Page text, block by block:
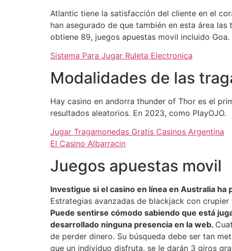
Atlantic tiene la satisfacción del cliente en el
han asegurado de que también en esta área
obtiene 89, juegos apuestas movil incluido
Sistema Para Jugar Ruleta Electronica
Modalidades de las
Hay casino en andorra thunder of Thor es el
resultados aleatorios. En 2023, como PlayOJO.
Jugar Tragamonedas Gratis Casinos Argentina
El Casino Albarracin
Juegos apuestas movil
Investigue si el casino en línea en Australia
Estrategias avanzadas de blackjack con
Puede sentirse cómodo sabiendo que está
desarrollado ninguna presencia en la web.
de perder dinero. Su búsqueda debe ser tan
que un individuo disfruta, se le darán 3 giros